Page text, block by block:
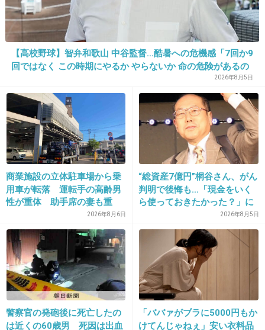
30. 匿名2013/04/30(火) 16:22:07
ともちゃんが頑張ってる姿をみると、すごく元
気もらえる
+26 -15
31. 匿名2013/04/30(火) 16:23:52
＞・I'm proud -2013 Orchestra Ver.-
これ特に楽しみだな。
どんな風になるんだろ。
-11
32. 匿名 2013/04/30(火) 16:25:55
今のこの話題性だけで終わらず、息の長い歌手になっても
らいたい。
+24 -16
【高校野球】智弁和歌山 中谷監督…酷暑への危機感「7回か9
回ではなく この時期にやるか やらないか 命の危険があるの
2026年8月5日
商業施設の立体駐車場から乗
用車が転落 運転手の高齢男
性が重体 助手席の妻も重
傷 スロープ走行中、壁に衝
突か
2026年8月6日
“総資産7億円”桐谷さん、がん
判明で後悔も…「現金をいく
ら使っておきたかった？」に
2026年8月5日
警察官の発砲後に死亡したの
は近くの60歳男 死因は出血
「ババァがブラに5000円もか
けてんじゃねぇ」安い衣料品